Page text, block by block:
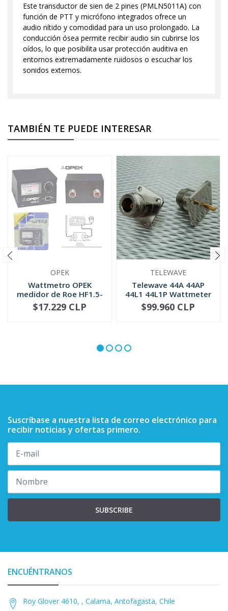
Este transductor de sien de 2 pines (PMLN5011A) con
función de PTT y micrófono integrados ofrece un
audio nítido y comodidad para un uso prolongado. La
conducción ósea permite recibir audio sin cubrirse los
oídos, lo que posibilita usar protección auditiva en
entornos extremadamente ruidosos o escuchar los
sonidos externos.
TAMBIÉN TE PUEDE INTERESAR
OPEK
Wattmetro OPEK
medidor de Roe HF1.5-
30 MHZ (SWR-2)
NO DISPONIBLE
$17.229 CLP
TELEWAVE
Telewave 44A 44AP
44L1 44L1P Wattmeter
QC Conne...
+
$99.960 CLP
Suscríbase a nuestra lista de correo electrónico para
recibir noticias y ofertas primero.
SUBSCRIBE
ENCUÉNTRANOS
Roy Glover 4610, , Calama, Antofagasta, Chile